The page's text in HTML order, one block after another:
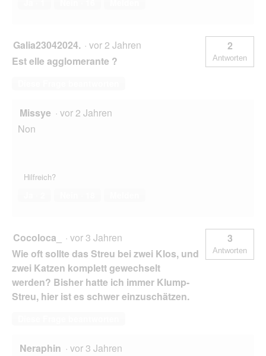
Galia23042024. · vor 2 Jahren
Est elle agglomerante ?
2
Antworten
Missye · vor 2 Jahren
Non
Hilfreich?
Cocoloca_ · vor 3 Jahren
Wie oft sollte das Streu bei zwei Klos, und
zwei Katzen komplett gewechselt
werden? Bisher hatte ich immer Klump-
Streu, hier ist es schwer einzuschätzen.
3
Antworten
Neraphin · vor 3 Jahren